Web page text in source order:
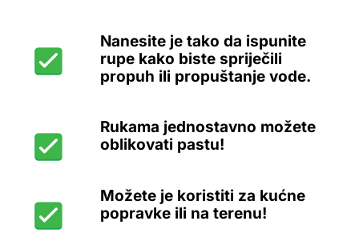
Nanesite je tako da ispunite
rupe kako biste spriječili
propuh ili propuštanje vode.
Rukama jednostavno možete
oblikovati pastu!
Možete je koristiti za kućne
popravke ili na terenu!